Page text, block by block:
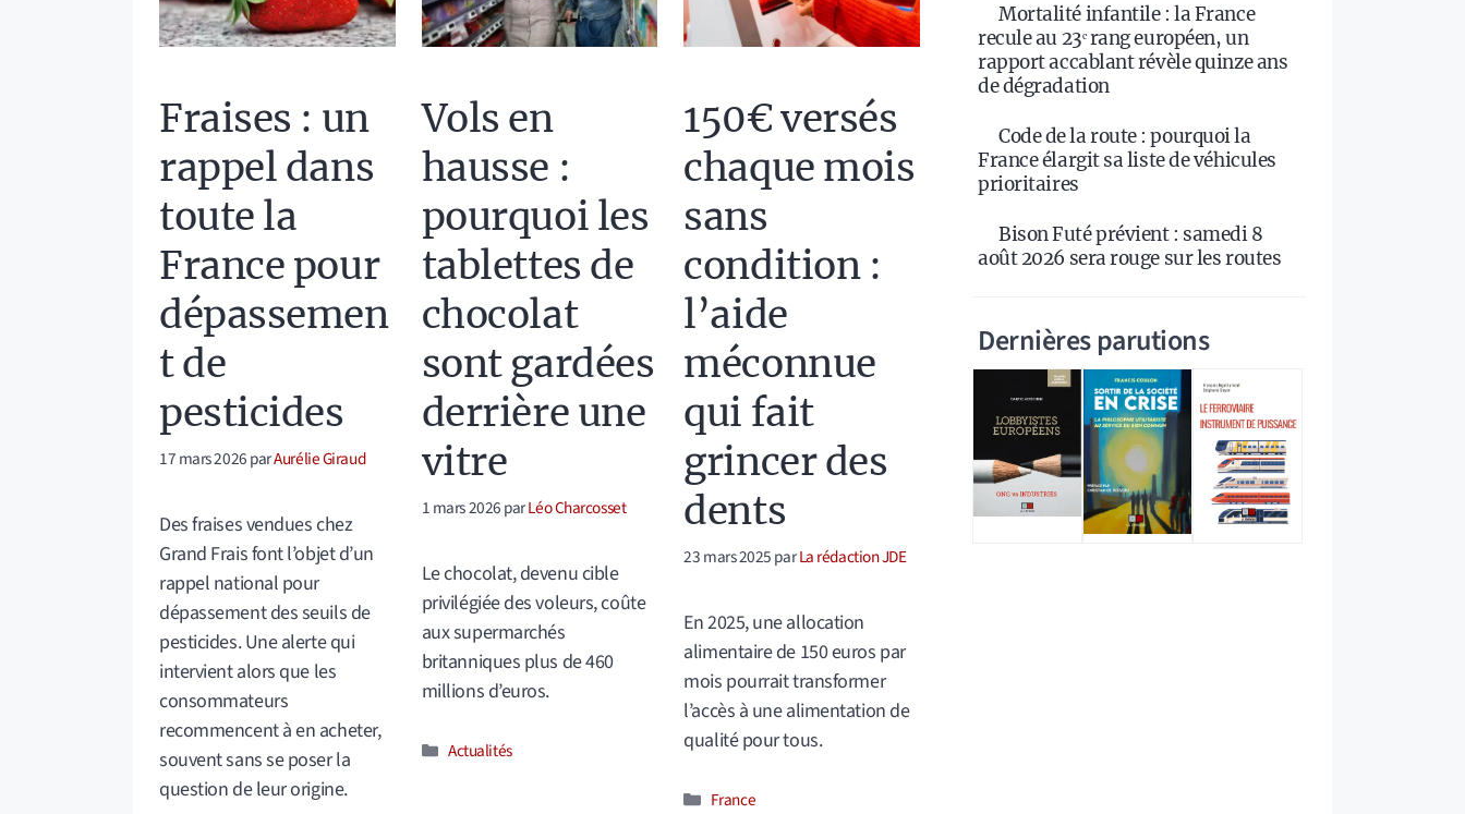
Fraises : un
rappel dans
toute la
France pour
dépassemen
t de
pesticides
17 mars 2026parAurélie Giraud
Des fraises vendues chez
Grand Frais font l’objet d’un
rappel national pour
dépassement des seuils de
pesticides. Une alerte qui
intervient alors que les
consommateurs
recommencent à en acheter,
souvent sans se poser la
question de leur origine.
Vols en
hausse :
pourquoi les
tablettes de
chocolat
sont gardées
derrière une
vitre
1 mars 2026parLéo Charcosset
Le chocolat, devenu cible
privilégiée des voleurs, coûte
aux supermarchés
britanniques plus de 460
millions d’euros.
Catégories
Actualités
150€ versés
chaque mois
sans
condition :
l’aide
méconnue
qui fait
grincer des
dents
23 mars 2025parLa rédaction JDE
En 2025, une allocation
alimentaire de 150 euros par
mois pourrait transformer
l’accès à une alimentation de
qualité pour tous.
Catégories
France
Mortalité infantile : la France
recule au 23ᵉ rang européen, un
rapport accablant révèle quinze ans
de dégradation
Code de la route : pourquoi la
France élargit sa liste de véhicules
prioritaires
Bison Futé prévient : samedi 8
août 2026 sera rouge sur les routes
Dernières parutions